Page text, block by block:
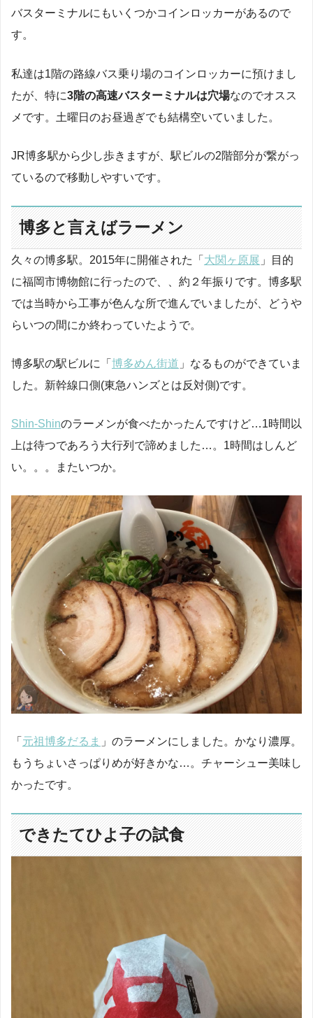
バスターミナルにもいくつかコインロッカーがあるので
す。
私達は1階の路線バス乗り場のコインロッカーに預けまし
たが、特に3階の高速バスターミナルは穴場なのでオスス
メです。土曜日のお昼過ぎでも結構空いていました。
JR博多駅から少し歩きますが、駅ビルの2階部分が繋がっ
ているので移動しやすいです。
博多と言えばラーメン
久々の博多駅。2015年に開催された「大関ヶ原展 」目的
に福岡市博物館に行ったので、、約２年振りです。博多駅
では当時から工事が色んな所で進んでいましたが、どうや
らいつの間にか終わっていたようで。
博多駅の駅ビルに「博多めん街道 」なるものができていま
した。新幹線口側(東急ハンズとは反対側)です。
Shin-Shinのラーメンが食べたかったんですけど…1時間以
上は待つであろう大行列で諦めました…。1時間はしんど
い。。。またいつか。
「 元祖博多だるま 」のラーメンにしました。かなり濃厚。
もうちょいさっぱりめが好きかな…。チャーシュー美味し
かったです。
できたてひよ子の試食